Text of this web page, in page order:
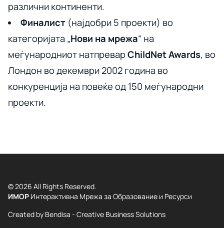
различни континенти.
Финалист (најдобри 5 проекти) во
категоријата „Нови на мрежа“ на
меѓународниот натпревар ChildNet Awards, во
Лондон во декември 2002 година во
конкуренција на повеќе од 150 меѓународни
проекти.
© 2026 All Rights Reserved.
ИМОР Интерактивна Мрежа за Образование и Ресурси
Created by Bendisa - Creative Business Solutions